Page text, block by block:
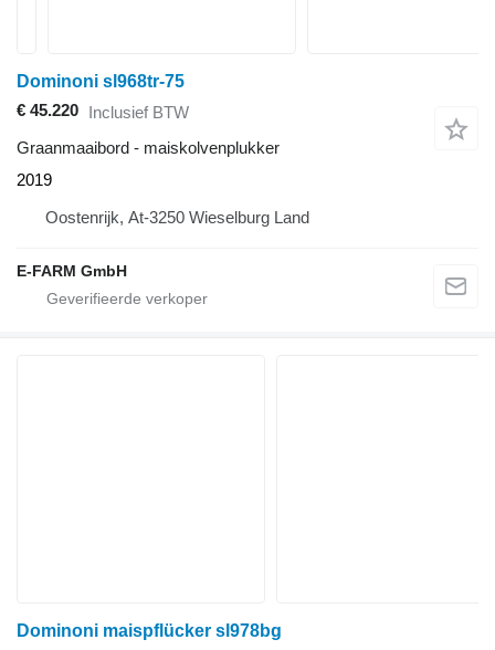
Dominoni sl968tr-75
€ 45.220 Inclusief BTW
Graanmaaibord - maiskolvenplukker
2019
Oostenrijk, At-3250 Wieselburg Land
E-FARM GmbH
Dominoni maispflücker sl978bg